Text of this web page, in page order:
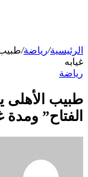
الرئيسية/رياضة/
غيابه
رياضة
طبيب
الفتاح” ومدة